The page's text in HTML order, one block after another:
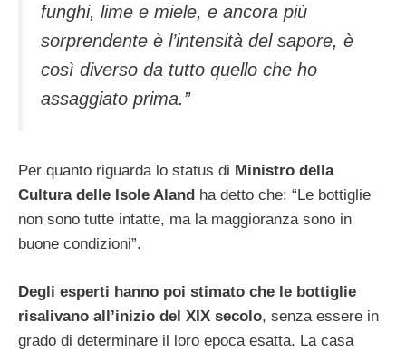
funghi, lime e miele, e ancora più
sorprendente è l’intensità del sapore, è
così diverso da tutto quello che ho
assaggiato prima.”
Per quanto riguarda lo status di Ministro della
Cultura delle Isole Aland ha detto che: “Le bottiglie
non sono tutte intatte, ma la maggioranza sono in
buone condizioni”.
Degli esperti hanno poi stimato che le bottiglie
risalivano all’inizio del XIX secolo, senza essere in
grado di determinare il loro epoca esatta. La casa